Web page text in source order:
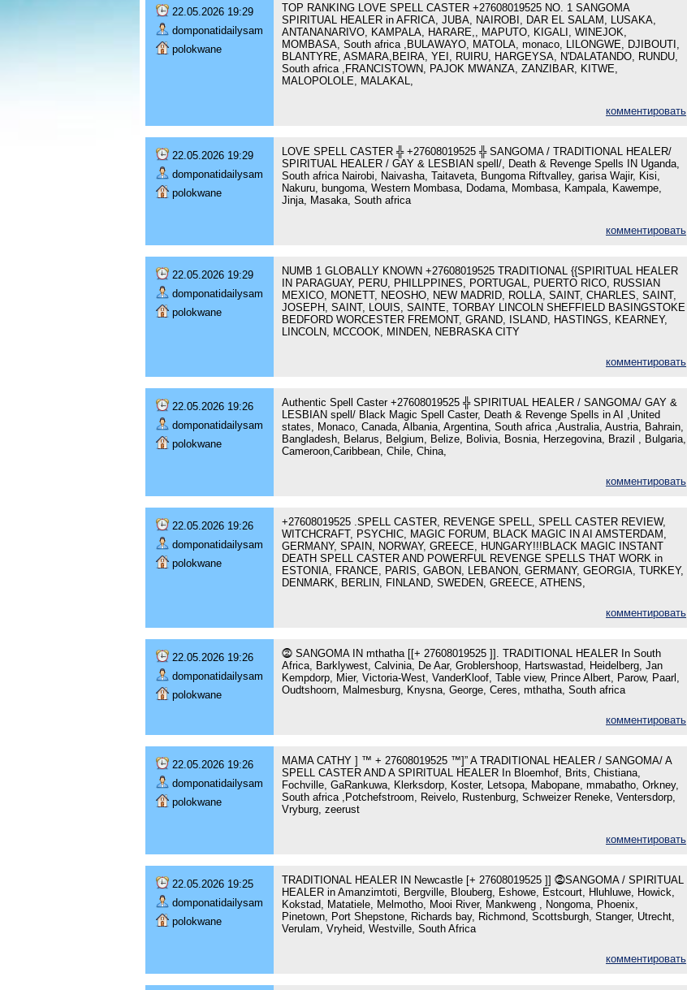
22.05.2026 19:29
domponatidailysam
polokwane
TOP RANKING LOVE SPELL CASTER +27608019525 NO. 1 SANGOMA
SPIRITUAL HEALER in AFRICA, JUBA, NAIROBI, DAR EL SALAM, LUSAKA,
ANTANANARIVO, KAMPALA, HARARE,, MAPUTO, KIGALI, WINEJOK,
MOMBASA, South africa ,BULAWAYO, MATOLA, monaco, LILONGWE, DJIBOUTI,
BLANTYRE, ASMARA,BEIRA, YEI, RUIRU, HARGEYSA, N'DALATANDO, RUNDU,
South africa ,FRANCISTOWN, PAJOK MWANZA, ZANZIBAR, KITWE,
MALOPOLOLE, MALAKAL,
комментировать
22.05.2026 19:29
domponatidailysam
polokwane
LOVE SPELL CASTER ╬ +27608019525 ╬ SANGOMA / TRADITIONAL HEALER/
SPIRITUAL HEALER / GAY & LESBIAN spell/, Death & Revenge Spells IN Uganda,
South africa Nairobi, Naivasha, Taitaveta, Bungoma Riftvalley, garisa Wajir, Kisi,
Nakuru, bungoma, Western Mombasa, Dodama, Mombasa, Kampala, Kawempe,
Jinja, Masaka, South africa
комментировать
22.05.2026 19:29
domponatidailysam
polokwane
NUMB 1 GLOBALLY KNOWN +27608019525 TRADITIONAL {{SPIRITUAL HEALER
IN PARAGUAY, PERU, PHILLPPINES, PORTUGAL, PUERTO RICO, RUSSIAN
MEXICO, MONETT, NEOSHO, NEW MADRID, ROLLA, SAINT, CHARLES, SAINT,
JOSEPH, SAINT, LOUIS, SAINTE, TORBAY LINCOLN SHEFFIELD BASINGSTOKE
BEDFORD WORCESTER FREMONT, GRAND, ISLAND, HASTINGS, KEARNEY,
LINCOLN, MCCOOK, MINDEN, NEBRASKA CITY
комментировать
22.05.2026 19:26
domponatidailysam
polokwane
Authentic Spell Caster +27608019525 ╬ SPIRITUAL HEALER / SANGOMA/ GAY &
LESBIAN spell/ Black Magic Spell Caster, Death & Revenge Spells in AI ,United
states, Monaco, Canada, Albania, Argentina, South africa ,Australia, Austria, Bahrain,
Bangladesh, Belarus, Belgium, Belize, Bolivia, Bosnia, Herzegovina, Brazil , Bulgaria,
Cameroon,Caribbean, Chile, China,
комментировать
22.05.2026 19:26
domponatidailysam
polokwane
+27608019525 .SPELL CASTER, REVENGE SPELL, SPELL CASTER REVIEW,
WITCHCRAFT, PSYCHIC, MAGIC FORUM, BLACK MAGIC IN AI AMSTERDAM,
GERMANY, SPAIN, NORWAY, GREECE, HUNGARY!!!BLACK MAGIC INSTANT
DEATH SPELL CASTER AND POWERFUL REVENGE SPELLS THAT WORK in
ESTONIA, FRANCE, PARIS, GABON, LEBANON, GERMANY, GEORGIA, TURKEY,
DENMARK, BERLIN, FINLAND, SWEDEN, GREECE, ATHENS,
комментировать
22.05.2026 19:26
domponatidailysam
polokwane
⓶ SANGOMA IN mthatha [[+ 27608019525 ]]. TRADITIONAL HEALER In South
Africa, Barklywest, Calvinia, De Aar, Groblershoop, Hartswastad, Heidelberg, Jan
Kempdorp, Mier, Victoria-West, VanderKloof, Table view, Prince Albert, Parow, Paarl,
Oudtshoorn, Malmesburg, Knysna, George, Ceres, mthatha, South africa
комментировать
22.05.2026 19:26
domponatidailysam
polokwane
MAMA CATHY ] ™ + 27608019525 ™]” A TRADITIONAL HEALER / SANGOMA/ A
SPELL CASTER AND A SPIRITUAL HEALER In Bloemhof, Brits, Chistiana,
Fochville, GaRankuwa, Klerksdorp, Koster, Letsopa, Mabopane, mmabatho, Orkney,
South africa ,Potchefstroom, Reivelo, Rustenburg, Schweizer Reneke, Ventersdorp,
Vryburg, zeerust
комментировать
22.05.2026 19:25
domponatidailysam
polokwane
TRADITIONAL HEALER IN Newcastle [+ 27608019525 ]] ⓶SANGOMA / SPIRITUAL
HEALER in Amanzimtoti, Bergville, Blouberg, Eshowe, Estcourt, Hluhluwe, Howick,
Kokstad, Matatiele, Melmotho, Mooi River, Mankweng , Nongoma, Phoenix,
Pinetown, Port Shepstone, Richards bay, Richmond, Scottsburgh, Stanger, Utrecht,
Verulam, Vryheid, Westville, South Africa
комментировать